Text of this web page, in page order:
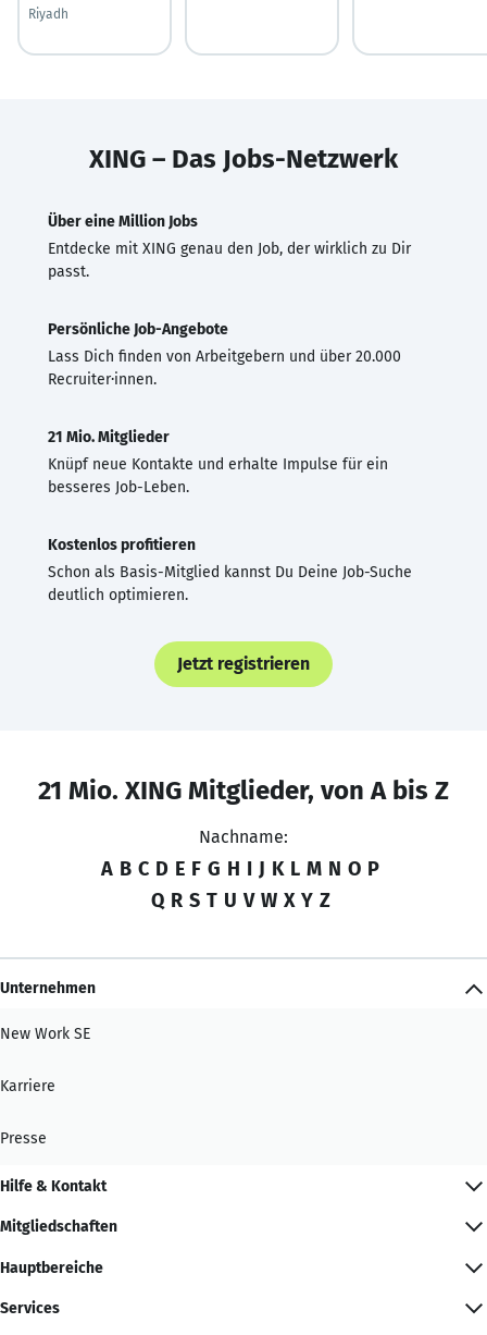
Riyadh
XING – Das Jobs-Netzwerk
Über eine Million Jobs
Entdecke mit XING genau den Job, der wirklich zu Dir
passt.
Persönliche Job-Angebote
Lass Dich finden von Arbeitgebern und über 20.000
Recruiter·innen.
21 Mio. Mitglieder
Knüpf neue Kontakte und erhalte Impulse für ein
besseres Job-Leben.
Kostenlos profitieren
Schon als Basis-Mitglied kannst Du Deine Job-Suche
deutlich optimieren.
Jetzt registrieren
21 Mio. XING Mitglieder, von A bis Z
Nachname:
A B C D E F G H I J K L M N O P
Q R S T U V W X Y Z
Unternehmen
New Work SE
Karriere
Presse
Hilfe & Kontakt
Mitgliedschaften
Hauptbereiche
Services